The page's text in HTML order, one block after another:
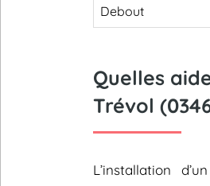
Debout
Quelles
Trévol
L’installation